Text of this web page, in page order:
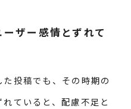
ザー感情とずれて
投稿でも、その時期の
ていると、配慮不足と